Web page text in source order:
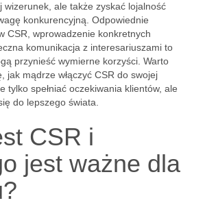
wizerunek, ale także zyskać lojalność
konkurencyjną. Odpowiednie
CSR, wprowadzenie konkretnych
komunikacja z interesariuszami to
przynieść wymierne korzyści. Warto
jak mądrze włączyć CSR do swojej
tylko spełniać oczekiwania klientów, ale
do lepszego świata.
CSR i
jest ważne dla